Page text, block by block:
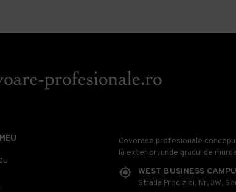
Covorase profesionale
la exterior, unde gradul de
WEST BUSINESS
Strada Preciziei, Nr, 3W,